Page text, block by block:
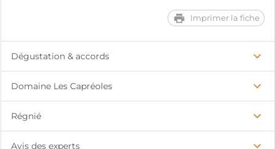
Imprimer la fiche
Dégustation & accords
Domaine Les Capréoles
Régnié
Avis des experts